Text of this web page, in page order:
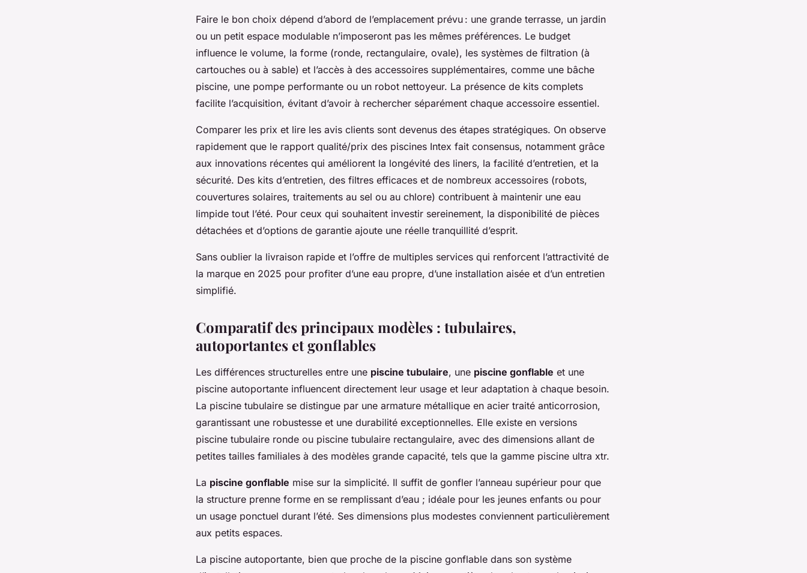
Faire le bon choix dépend d’abord de l’emplacement prévu : une grande terrasse, un jardin
ou un petit espace modulable n’imposeront pas les mêmes préférences. Le budget
influence le volume, la forme (ronde, rectangulaire, ovale), les systèmes de filtration (à
cartouches ou à sable) et l’accès à des accessoires supplémentaires, comme une bâche
piscine, une pompe performante ou un robot nettoyeur. La présence de kits complets
facilite l’acquisition, évitant d’avoir à rechercher séparément chaque accessoire essentiel.
Comparer les prix et lire les avis clients sont devenus des étapes stratégiques. On observe
rapidement que le rapport qualité/prix des piscines Intex fait consensus, notamment grâce
aux innovations récentes qui améliorent la longévité des liners, la facilité d’entretien, et la
sécurité. Des kits d’entretien, des filtres efficaces et de nombreux accessoires (robots,
couvertures solaires, traitements au sel ou au chlore) contribuent à maintenir une eau
limpide tout l’été. Pour ceux qui souhaitent investir sereinement, la disponibilité de pièces
détachées et d’options de garantie ajoute une réelle tranquillité d’esprit.
Sans oublier la livraison rapide et l’offre de multiples services qui renforcent l’attractivité de
la marque en 2025 pour profiter d’une eau propre, d’une installation aisée et d’un entretien
simplifié.
Comparatif des principaux modèles : tubulaires,
autoportantes et gonflables
Les différences structurelles entre une piscine tubulaire, une piscine gonflable et une
piscine autoportante influencent directement leur usage et leur adaptation à chaque besoin.
La piscine tubulaire se distingue par une armature métallique en acier traité anticorrosion,
garantissant une robustesse et une durabilité exceptionnelles. Elle existe en versions
piscine tubulaire ronde ou piscine tubulaire rectangulaire, avec des dimensions allant de
petites tailles familiales à des modèles grande capacité, tels que la gamme piscine ultra xtr.
La piscine gonflable mise sur la simplicité. Il suffit de gonfler l’anneau supérieur pour que
la structure prenne forme en se remplissant d’eau ; idéale pour les jeunes enfants ou pour
un usage ponctuel durant l’été. Ses dimensions plus modestes conviennent particulièrement
aux petits espaces.
La piscine autoportante, bien que proche de la piscine gonflable dans son système